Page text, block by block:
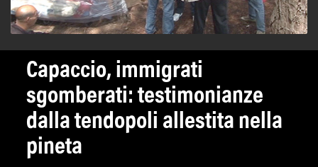
Capaccio, immigrati
sgomberati: testimonianze
dalla tendopoli allestita nella
pineta